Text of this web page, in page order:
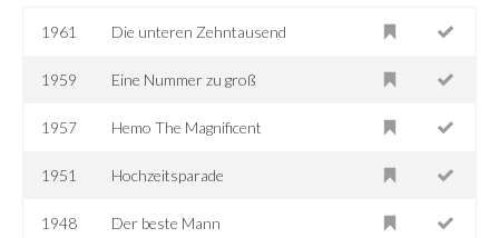
1961 Die unteren Zehntausend
1959 Eine Nummer zu groß
1957 Hemo The Magnificent
1951 Hochzeitsparade
1948 Der beste Mann